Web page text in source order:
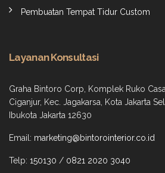
Pembuatan Tempat Tidur Custom
Layanan Konsultasi
Graha Bintoro Corp, Komplek Ruko
Ciganjur, Kec. Jagakarsa, Kota Jakarta
Ibukota Jakarta 12630
Email: marketing@bintorointerior.co.id
Telp: 150130 / 0821 2020 3040